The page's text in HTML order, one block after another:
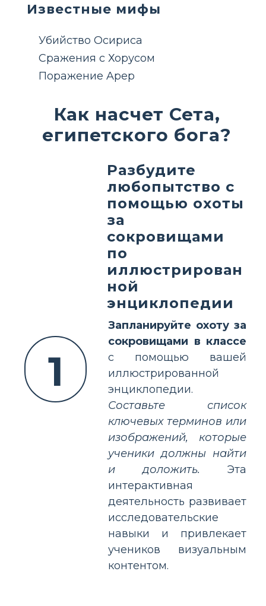
Известные мифы
Убийство Осириса
Сражения с Хорусом
Поражение Apep
Как насчет Сета,
египетского бога?
1
Разбудите
любопытство с
помощью охоты
за
сокровищами
по
иллюстрирован
ной
энциклопедии
Запланируйте охоту за
сокровищами в классе
с помощью вашей
иллюстрированной
энциклопедии.
Составьте список
ключевых терминов или
изображений, которые
ученики должны найти
и доложить. Эта
интерактивная
деятельность развивает
исследовательские
навыки и привлекает
учеников визуальным
контентом.